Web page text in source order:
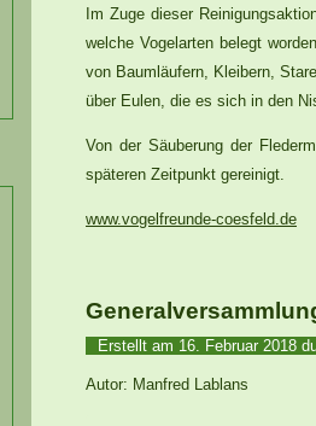
Im Zuge dieser
welche Vogelarten belegt
von Baumläufern, Kleibern,
über Eulen, die es sich in den
Von der Säuberung der
späteren Zeitpunkt gereinigt.
www.vogelfreunde-coesfeld.de
Erstellt am 16. Februar 2018
Autor: Manfred Lablans